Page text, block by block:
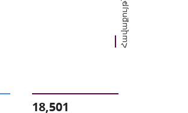
Հավաքույթներ
18,501